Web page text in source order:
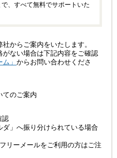
、すべて無料でサポートいた
からご案内をいたします。
ない場合は下記内容をご確認
」 からお問い合わせくださ
てのご案内
認
」へ振り分けられている場合
リーメールをご利用の方はご注